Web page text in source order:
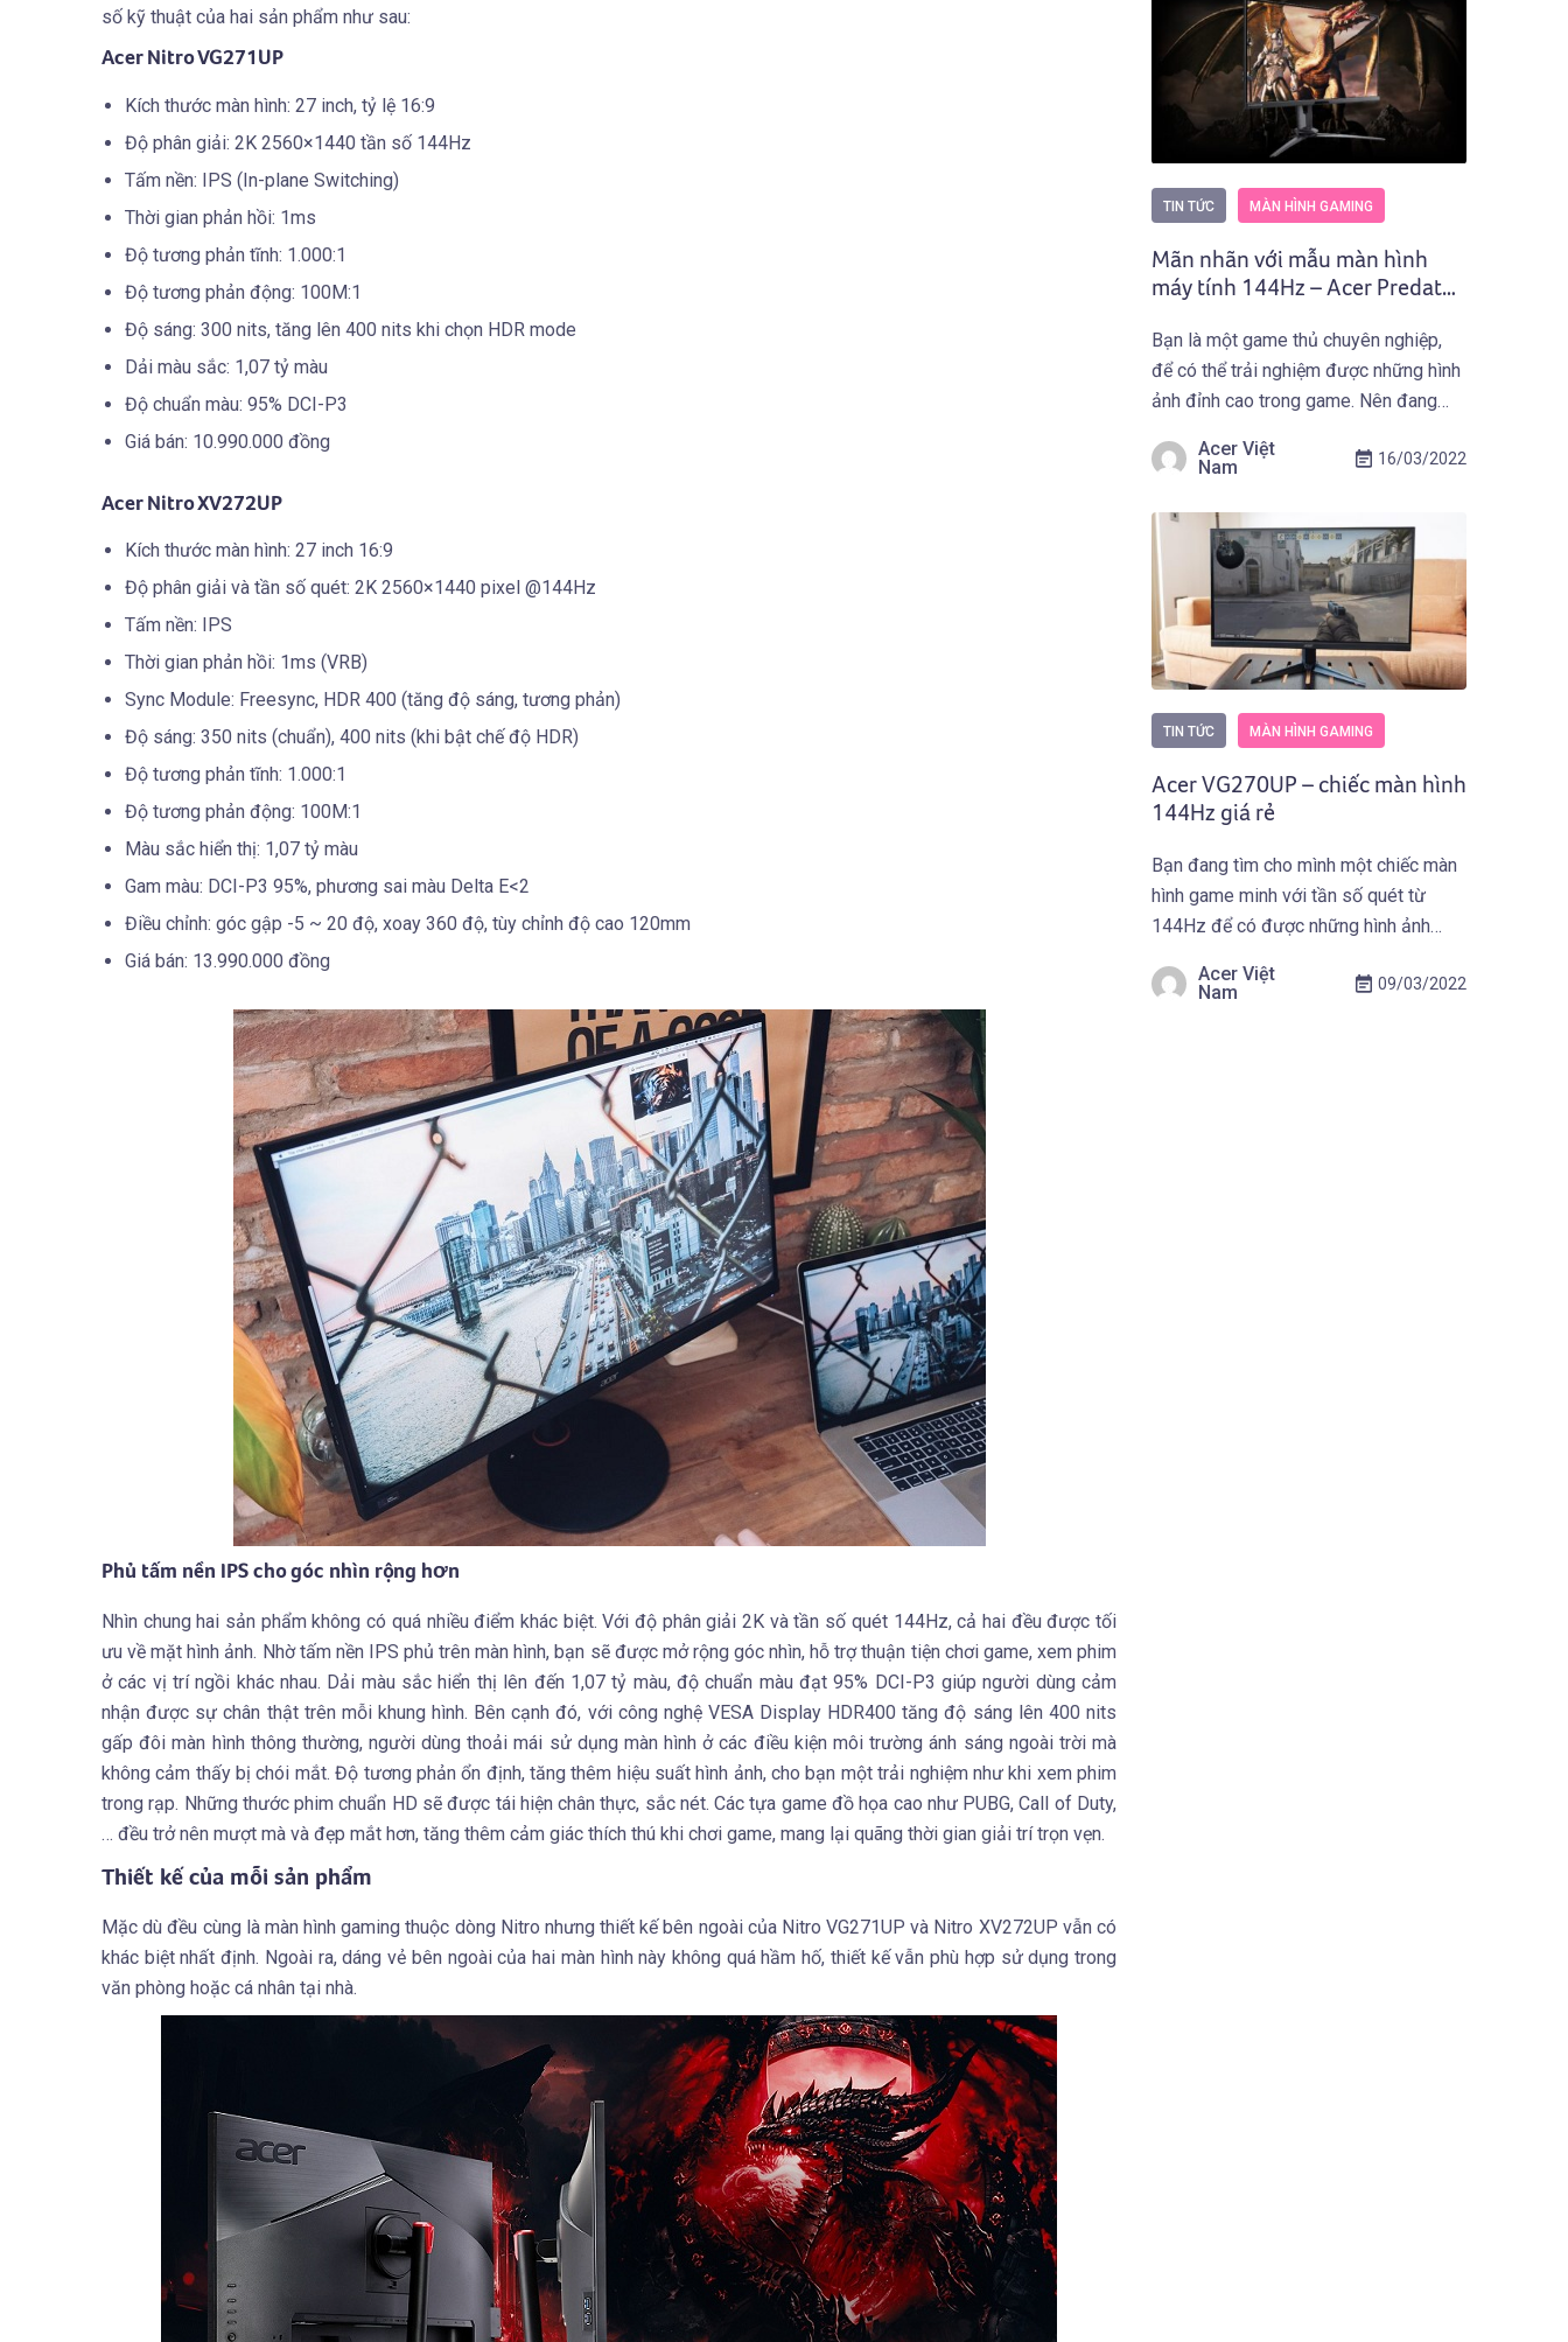
số kỹ thuật của hai sản phẩm như sau:
Acer Nitro VG271UP
Kích thước màn hình: 27 inch, tỷ lệ 16:9
Độ phân giải: 2K 2560×1440 tần số 144Hz
Tấm nền: IPS (In-plane Switching)
Thời gian phản hồi: 1ms
Độ tương phản tĩnh: 1.000:1
Độ tương phản động: 100M:1
Độ sáng: 300 nits, tăng lên 400 nits khi chọn HDR mode
Dải màu sắc: 1,07 tỷ màu
Độ chuẩn màu: 95% DCI-P3
Giá bán: 10.990.000 đồng
Acer Nitro XV272UP
Kích thước màn hình: 27 inch 16:9
Độ phân giải và tần số quét: 2K 2560×1440 pixel @144Hz
Tấm nền: IPS
Thời gian phản hồi: 1ms (VRB)
Sync Module: Freesync, HDR 400 (tăng độ sáng, tương phản)
Độ sáng: 350 nits (chuẩn), 400 nits (khi bật chế độ HDR)
Độ tương phản tĩnh: 1.000:1
Độ tương phản động: 100M:1
Màu sắc hiển thị: 1,07 tỷ màu
Gam màu: DCI-P3 95%, phương sai màu Delta E<2
Điều chỉnh: góc gập -5 ~ 20 độ, xoay 360 độ, tùy chỉnh độ cao 120mm
Giá bán: 13.990.000 đồng
Phủ tấm nền IPS cho góc nhìn rộng hơn
Nhìn chung hai sản phẩm không có quá nhiều điểm khác biệt. Với độ phân giải 2K và tần số quét 144Hz, cả hai đều được tối
ưu về mặt hình ảnh. Nhờ tấm nền IPS phủ trên màn hình, bạn sẽ được mở rộng góc nhìn, hỗ trợ thuận tiện chơi game, xem phim
ở các vị trí ngồi khác nhau. Dải màu sắc hiển thị lên đến 1,07 tỷ màu, độ chuẩn màu đạt 95% DCI-P3 giúp người dùng cảm
nhận được sự chân thật trên mỗi khung hình. Bên cạnh đó, với công nghệ VESA Display HDR400 tăng độ sáng lên 400 nits
gấp đôi màn hình thông thường, người dùng thoải mái sử dụng màn hình ở các điều kiện môi trường ánh sáng ngoài trời mà
không cảm thấy bị chói mắt. Độ tương phản ổn định, tăng thêm hiệu suất hình ảnh, cho bạn một trải nghiệm như khi xem phim
trong rạp. Những thước phim chuẩn HD sẽ được tái hiện chân thực, sắc nét. Các tựa game đồ họa cao như PUBG, Call of Duty,
… đều trở nên mượt mà và đẹp mắt hơn, tăng thêm cảm giác thích thú khi chơi game, mang lại quãng thời gian giải trí trọn vẹn.
Thiết kế của mỗi sản phẩm
Mặc dù đều cùng là màn hình gaming thuộc dòng Nitro nhưng thiết kế bên ngoài của Nitro VG271UP và Nitro XV272UP vẫn có
khác biệt nhất định. Ngoài ra, dáng vẻ bên ngoài của hai màn hình này không quá hầm hố, thiết kế vẫn phù hợp sử dụng trong
văn phòng hoặc cá nhân tại nhà.
TIN TỨC MÀN HÌNH GAMING
Mãn nhãn với mẫu màn hình
máy tính 144Hz – Acer Predator
Bạn là một game thủ chuyên nghiệp,
để có thể trải nghiệm được những hình
ảnh đỉnh cao trong game. Nên đang
máy tính chơi game chất lượng từ thiết
các tính năng khác để hỗ trợ game […]
Acer Việt
Nam
16/03/2022
TIN TỨC MÀN HÌNH GAMING
Acer VG270UP – chiếc màn hình
144Hz giá rẻ
Bạn đang tìm cho mình một chiếc màn
hình game minh với tần số quét từ
144Hz để có được những hình ảnh
nhưng giá thành của màn hình đó phải
Acer Việt
Nam
09/03/2022